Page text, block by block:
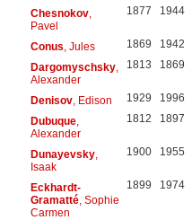
Chesnokov,
Pavel
1877 1944
Conus , Jules 1869 1942
Dargomyschsky,
Alexander
1813 1869
Denisov, Edison 1929 1996
Dubuque,
Alexander
1812 1897
Dunayevsky,
Isaak
1900 1955
Eckhardt-
Gramatté, Sophie
Carmen
1899 1974